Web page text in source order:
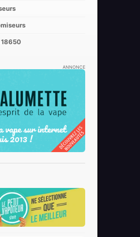
ANNONCE